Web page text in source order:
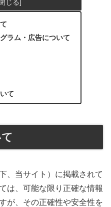
ラム・広告について
て
、当サイト）に掲載されて
は、可能な限り正確な情報
が、その正確性や安全性を